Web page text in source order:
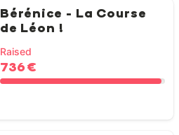
Bérénice - La Course
de Léon !
Raised
736 €